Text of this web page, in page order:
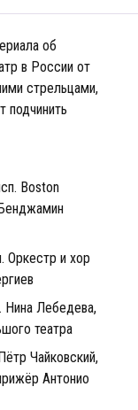
об
в России от
стрельцами,
подчинить
Boston
Оркестр и хор
Нина Лебедева,
театра
Чайковский,
Антонио